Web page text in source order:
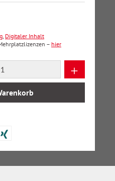
, Digitaler Inhalt
– hier
den gewünschten